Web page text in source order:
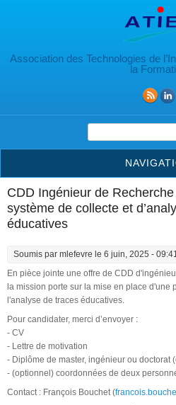
Association des Technologies de
la
Formulaire de
CDD Ingénieur de
système de collecte et
éducatives
Soumis par mlefevre le 6 juin, 2025 -
En pièce jointe une offre de CDD
la mission porte sur la mise en place d'une
l'analyse de traces éducatives.
Pour candidater, merci d’envoyer :
- CV
- Lettre de motivation
- Diplôme de master, ingénieur ou doctorat
- (optionnel) coordonnées de deux
Contact : François Bouchet (